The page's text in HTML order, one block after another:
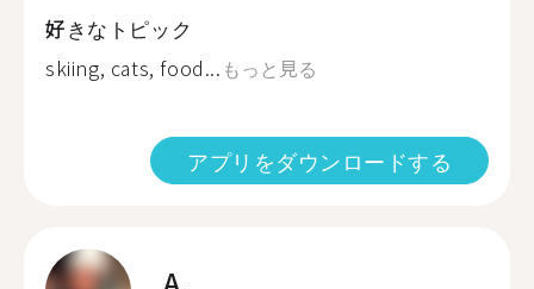
好きなトピック
skiing, cats, food... もっと見る
アプリをダウンロードする